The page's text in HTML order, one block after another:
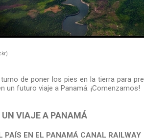
de poner los pies en la tierra para
un futuro viaje a Panamá. ¡Comenzamos!
UN VIAJE A PANAMÁ
PAÍS EN EL PANAMÁ CANAL RAILWAY